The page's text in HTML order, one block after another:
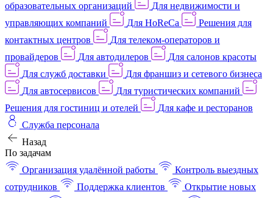
образовательных организаций
Для недвижимости и
управляющих компаний
Для HoReCa
Решения для
контактных центров
Для телеком-операторов и
провайдеров
Для автодилеров
Для салонов красоты
Для служб доставки
Для франшиз и сетевого бизнеса
Для автосервисов
Для туристических компаний
Решения для гостиниц и отелей
Для кафе и ресторанов
Служба персонала
Назад
По задачам
Организация удалённой работы
Контроль выездных
сотрудников
Поддержка клиентов
Открытие новых